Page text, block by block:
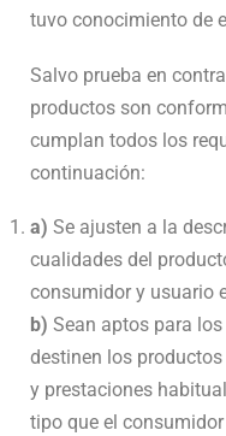
tuvo conocimiento de
Salvo prueba en
productos son
cumplan todos los
continuación:
a) Se ajusten a la
cualidades del
consumidor y usuario
b) Sean aptos para
destinen los
y prestaciones
tipo que el